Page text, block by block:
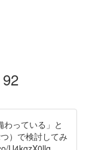
っている」と
）で検討してみ